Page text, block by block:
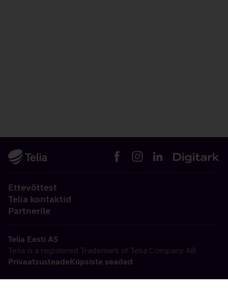
Ettevõttest
Telia kontaktid
Partnerile
Telia Eesti AS
Telia is a registered Trademark of Telia Company AB
PrivaatsusteadeKüpsiste seaded